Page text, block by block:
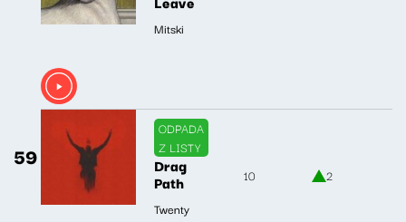
Mitski
59
ODPADA
Z LISTY
Drag
Path
Twenty
10 2